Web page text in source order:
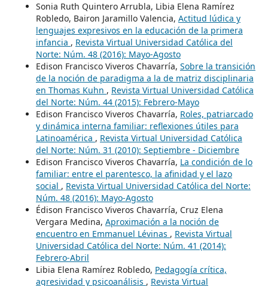
Sonia Ruth Quintero Arrubla, Libia Elena Ramírez
Robledo, Bairon Jaramillo Valencia, Actitud lúdica y
lenguajes expresivos en la educación de la primera
infancia , Revista Virtual Universidad Católica del
Norte: Núm. 48 (2016): Mayo-Agosto
Edison Francisco Viveros Chavarría, Sobre la transición
de la noción de paradigma a la de matriz disciplinaria
en Thomas Kuhn , Revista Virtual Universidad Católica
del Norte: Núm. 44 (2015): Febrero-Mayo
Edison Francisco Viveros Chavarría, Roles, patriarcado
y dinámica interna familiar: reflexiones útiles para
Latinoamérica , Revista Virtual Universidad Católica
del Norte: Núm. 31 (2010): Septiembre - Diciembre
Edison Francisco Viveros Chavarría, La condición de lo
familiar: entre el parentesco, la afinidad y el lazo
social , Revista Virtual Universidad Católica del Norte:
Núm. 48 (2016): Mayo-Agosto
Édison Francisco Viveros Chavarría, Cruz Elena
Vergara Medina, Aproximación a la noción de
encuentro en Emmanuel Lévinas , Revista Virtual
Universidad Católica del Norte: Núm. 41 (2014):
Febrero-Abril
Libia Elena Ramírez Robledo, Pedagogía crítica,
agresividad y psicoanálisis , Revista Virtual